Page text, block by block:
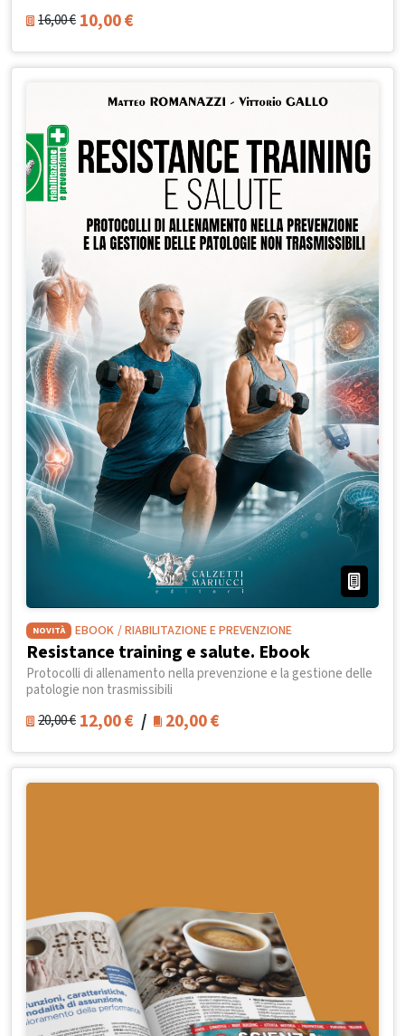
16,00€ 10,00€
NOVITÀ EBOOK / RIABILITAZIONE E PREVENZIONE
Resistance training e salute. Ebook
Protocolli di allenamento nella prevenzione e la gestione delle
patologie non trasmissibili
20,00€ 12,00€ / 20,00€